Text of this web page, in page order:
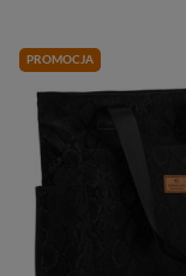
PROMOCJA